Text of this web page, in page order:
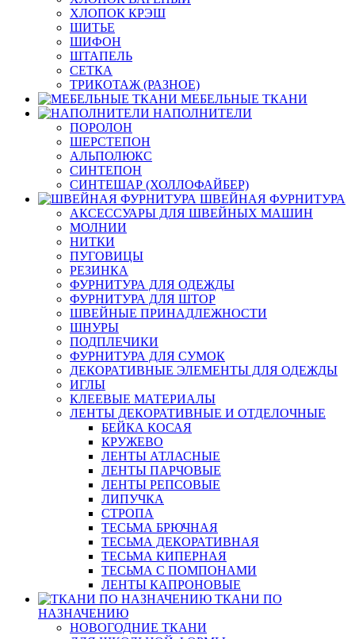
ХЛОПОК КРЭШ
ШИТЬЕ
ШИФОН
ШТАПЕЛЬ
СЕТКА
ТРИКОТАЖ (РАЗНОЕ)
МЕБЕЛЬНЫЕ ТКАНИ
НАПОЛНИТЕЛИ
ПОРОЛОН
ШЕРСТЕПОН
АЛЬПОЛЮКС
СИНТЕПОН
СИНТЕШАР (ХОЛЛОФАЙБЕР)
ШВЕЙНАЯ ФУРНИТУРА
АКСЕССУАРЫ ДЛЯ ШВЕЙНЫХ МАШИН
МОЛНИИ
НИТКИ
ПУГОВИЦЫ
РЕЗИНКА
ФУРНИТУРА ДЛЯ ОДЕЖДЫ
ФУРНИТУРА ДЛЯ ШТОР
ШВЕЙНЫЕ ПРИНАДЛЕЖНОСТИ
ШНУРЫ
ПОДПЛЕЧИКИ
ФУРНИТУРА ДЛЯ СУМОК
ДЕКОРАТИВНЫЕ ЭЛЕМЕНТЫ ДЛЯ ОДЕЖДЫ
ИГЛЫ
КЛЕЕВЫЕ МАТЕРИАЛЫ
ЛЕНТЫ ДЕКОРАТИВНЫЕ И ОТДЕЛОЧНЫЕ
БЕЙКА КОСАЯ
КРУЖЕВО
ЛЕНТЫ АТЛАСНЫЕ
ЛЕНТЫ ПАРЧОВЫЕ
ЛЕНТЫ РЕПСОВЫЕ
ЛИПУЧКА
СТРОПА
ТЕСЬМА БРЮЧНАЯ
ТЕСЬМА ДЕКОРАТИВНАЯ
ТЕСЬМА КИПЕРНАЯ
ТЕСЬМА С ПОМПОНАМИ
ЛЕНТЫ КАПРОНОВЫЕ
ТКАНИ ПО
НАЗНАЧЕНИЮ
НОВОГОДНИЕ ТКАНИ